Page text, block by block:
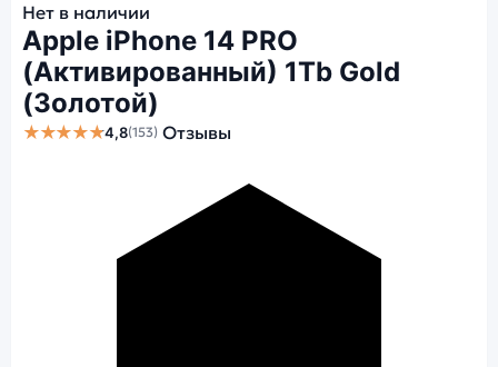
Нет в наличии
Apple iPhone 14 PRO
(Активированный) 1Tb Gold
(Золотой)
★★★★★4,8(153) Отзывы